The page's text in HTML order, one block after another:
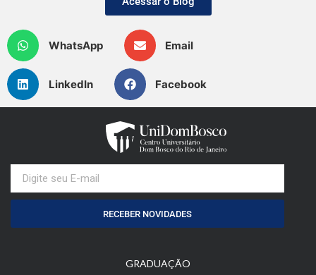
WhatsApp Email
LinkedIn Facebook
RECEBER NOVIDADES
GRADUAÇÃO